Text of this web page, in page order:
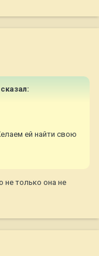
ей найти свою
не только она не